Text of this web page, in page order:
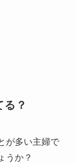
？
が多い主婦で
うか？